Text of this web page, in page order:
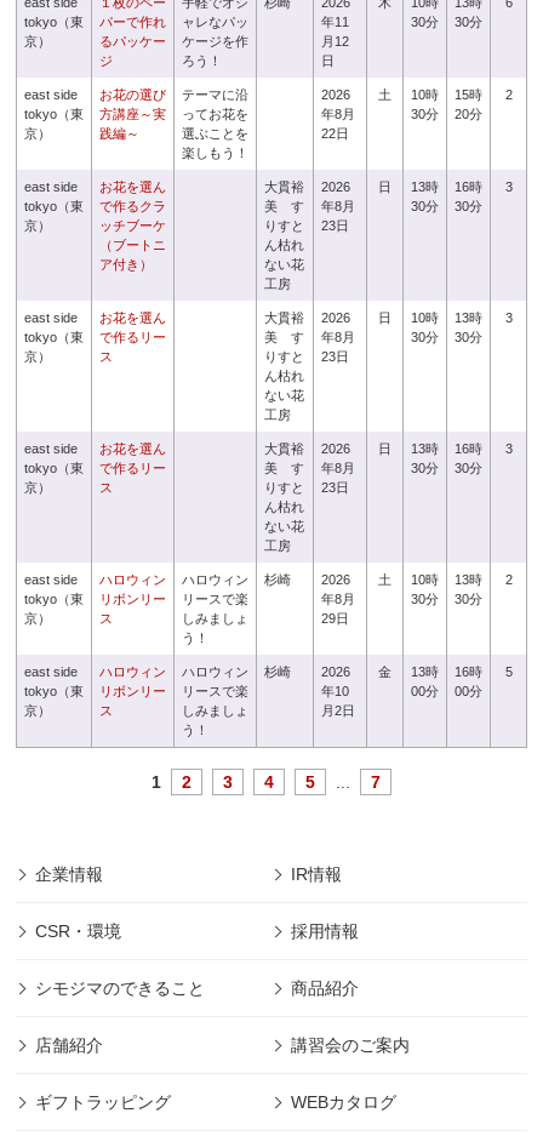
tokyo（東
京）
パーで作れ
るパッケー
ジ
ャレなパッ
ケージを作
ろう！
年11
月12
日
30分
30分
east side
tokyo（東
京）
お花の選び
方講座～実
践編～
テーマに沿
ってお花を
選ぶことを
楽しもう！
2026
年8月
22日
土
10時
30分
15時
20分
2
east side
tokyo（東
京）
お花を選ん
で作るクラ
ッチブーケ
（ブートニ
ア付き）
大貫裕
美 す
りすと
ん枯れ
ない花
工房
2026
年8月
23日
日
13時
30分
16時
30分
3
east side
tokyo（東
京）
お花を選ん
で作るリー
ス
大貫裕
美 す
りすと
ん枯れ
ない花
工房
2026
年8月
23日
日
10時
30分
13時
30分
3
east side
tokyo（東
京）
お花を選ん
で作るリー
ス
大貫裕
美 す
りすと
ん枯れ
ない花
工房
2026
年8月
23日
日
13時
30分
16時
30分
3
east side
tokyo（東
京）
ハロウィン
リボンリー
ス
ハロウィン
リースで楽
しみましょ
う！
杉崎
2026
年8月
29日
土
10時
30分
13時
30分
2
east side
tokyo（東
京）
ハロウィン
リボンリー
ス
ハロウィン
リースで楽
しみましょ
う！
杉崎
2026
年10
月2日
金
13時
00分
16時
00分
5
1 2 3 4 5 7
企業情報 IR情報
CSR・環境 採用情報
シモジマのできること 商品紹介
店舗紹介 講習会のご案内
ギフトラッピング WEBカタログ